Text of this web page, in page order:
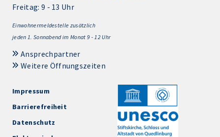
Freitag: 9 - 13 Uhr
Einwohnermeldestelle zusätzlich
jeden 1. Sonnabend im Monat 9 - 12 Uhr
Ansprechpartner
Weitere Öffnungszeiten
Impressum
Barrierefreiheit
Datenschutz